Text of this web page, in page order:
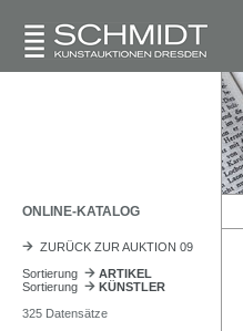
ONLINE-KATALOG
ZURÜCK ZUR AUKTION 09
Sortierung
ARTIKEL
Sortierung
KÜNSTLER
325 Datensätze